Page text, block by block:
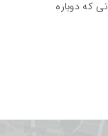
که دوباره